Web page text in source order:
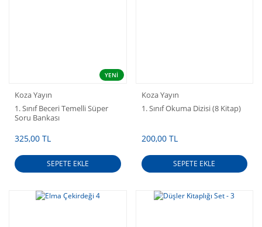
YENİ
Koza Yayın
1. Sınıf Beceri Temelli Süper
Soru Bankası
325,00 TL
SEPETE EKLE
Koza Yayın
1. Sınıf Okuma Dizisi (8 Kitap)
200,00 TL
SEPETE EKLE